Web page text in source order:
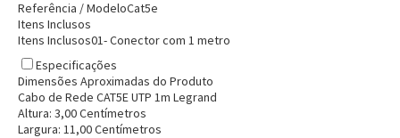
Entrega Flash
Cartão de crédito
Pagamento via Pix
Retire na Loja
Referência / ModeloCat5e
Itens Inclusos
Itens Inclusos01- Conector com 1 metro
Especificações
Dimensões Aproximadas do Produto
Cabo de Rede CAT5E UTP 1m Legrand
Altura: 3,00Centímetros
Largura: 11,00Centímetros